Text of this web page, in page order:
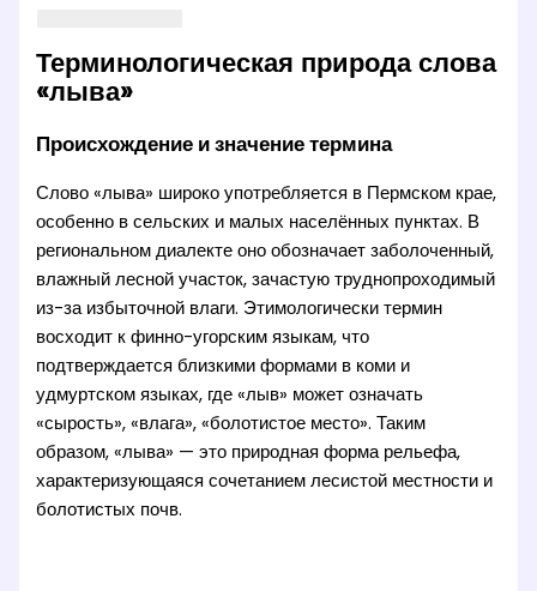
Терминологическая природа слова
«лыва»
Происхождение и значение термина
Слово «лыва» широко употребляется в Пермском крае,
особенно в сельских и малых населённых пунктах. В
региональном диалекте оно обозначает заболоченный,
влажный лесной участок, зачастую труднопроходимый
из-за избыточной влаги. Этимологически термин
восходит к финно-угорским языкам, что
подтверждается близкими формами в коми и
удмуртском языках, где «лыв» может означать
«сырость», «влага», «болотистое место». Таким
образом, «лыва» — это природная форма рельефа,
характеризующаяся сочетанием лесистой местности и
болотистых почв.